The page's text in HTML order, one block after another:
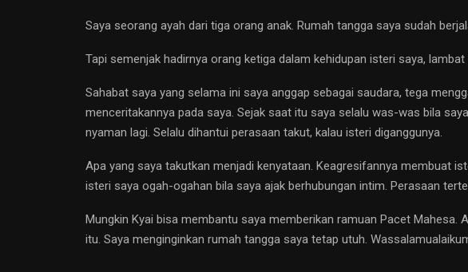
Saya seorang ayah dari tiga orang anak. Rumah tangga saya sudah
Tapi semenjak hadirnya orang ketiga dalam kehidupan isteri saya,
Sahabat saya yang selama ini saya anggap sebagai saudara, tega
menceritakannya pada saya. Sejak saat itu saya selalu was-was bila
nyaman lagi. Selalu dihantui perasaan takut, kalau isteri diganggunya.
Apa yang saya takutkan menjadi kenyataan. Keagresifannya membuat
isteri saya ogah-ogahan bila saya ajak berhubungan intim. Perasaan
Mungkin Kyai bisa membantu saya memberikan ramuan Pacet
itu. Saya menginginkan rumah tangga saya tetap utuh.